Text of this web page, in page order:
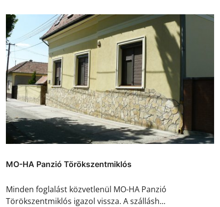
MO-HA Panzió Törökszentmiklós
Minden foglalást közvetlenül MO-HA Panzió
Törökszentmiklós igazol vissza. A szállásh...